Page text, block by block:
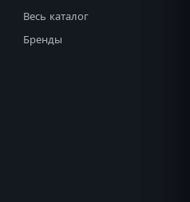
Весь каталог
Бренды